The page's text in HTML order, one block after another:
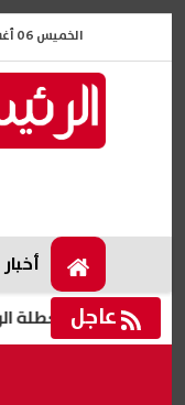
الخميس 06 أغسطس 2026 الموافق 23 صفر 1448
أخبار
عاجل